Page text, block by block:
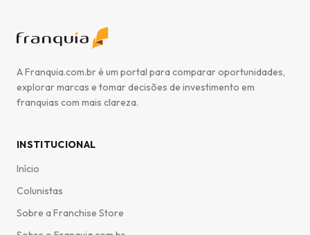
A Franquia.com.br é um portal para comparar oportunidades,
explorar marcas e tomar decisões de investimento em
franquias com mais clareza.
INSTITUCIONAL
Início
Colunistas
Sobre a Franchise Store